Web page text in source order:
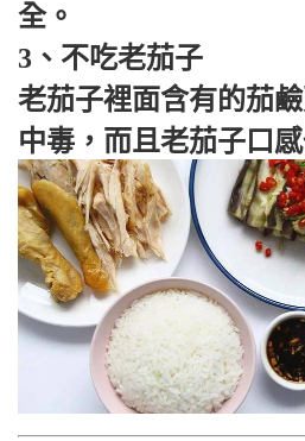
全。
3、不吃老茄子
老茄子裡面含有的茄
中毒，而且老茄子口